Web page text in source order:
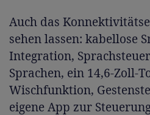
Auch das
sehen lassen: kabellose
Integration,
Sprachen, ein 14,6-Zoll-
Wischfunktion,
eigene App zur